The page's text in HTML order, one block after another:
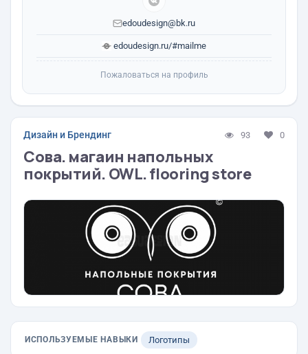
edoudesign@bk.ru
edoudesign.ru/#mailme
Пожаловаться на профиль
Дизайн и Брендинг 93 0
Сова. магаин напольных
покрытий. OWL. flooring store
ИСПОЛЬЗУЕМЫЕ НАВЫКИ Логотипы